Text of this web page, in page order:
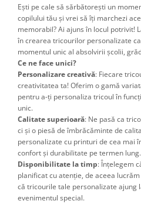
Ești pe cale să sărbătorești un
copilului tău și vrei să îți marchezi
memorabil? Ai ajuns în locul potrivit!
în crearea tricourilor personalizate
momentul unic al absolvirii școlii,
Ce ne face unici?
Personalizare creativă: Fiecare
creativitatea ta! Oferim o gamă
pentru a-ți personaliza tricoul în
unic.
Calitate superioară: Ne pasă ca
ci și o piesă de îmbrăcăminte de
personalizate cu printuri de cea mai
confort și durabilitate pe termen lung.
Disponibilitate la timp: Înțelegem
planificat cu atenție, de aceea
că tricourile tale personalizate ajung
evenimentul special.